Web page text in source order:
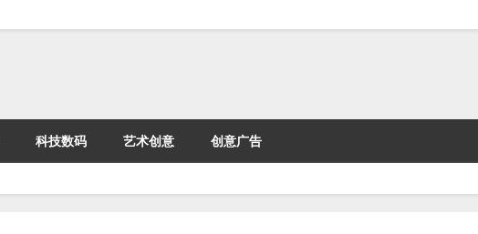
科技数码 艺术创意 创意广告